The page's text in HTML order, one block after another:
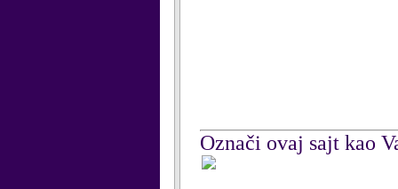
Označi ovaj sajt kao